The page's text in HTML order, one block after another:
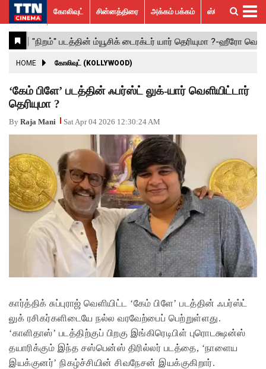
கோலிவுட்
சின்னத்திரை
பாலிவுட்
ஹாலிவுட்
அக்கம்
பக்கம்
ஸ்பெஷல்
ஸ்டோரீஸ்
விமர்சனம்
GALLERY
ACTRESS
ACTORS
MOVIESTILLS
EVENTS
VIDEOS
What’s
Hot
Trending
News
கோலிவுட் சின்னத்திரை அக்கம் பக்கம் ஸ்பெஷல் ஸ்டோரீஸ்
HOME கோலிவுட் (KOLLYWOOD)
‘கேம் பிளே’ படத்தின் ஃபர்ஸ்ட் லுக்-யார் வெளியிட்டார்
தெரியுமா ?
By Raja Mani Sat Apr 04 2026 12:30:24 AM
கார்த்திக் சுப்புராஜ் வெளியிட்ட ‘கேம் பிளே’ படத்தின் ஃபர்ஸ்ட்
லுக் ரசிகர்களிடையே நல்ல வரவேற்பைப் பெற்றுள்ளது.
‘காளிதாஸ்’ படத்திற்குப் பிறகு இங்கிரெடிபிள் புரொடக்ஷன்ஸ்
தயாரிக்கும் இந்த சஸ்பென்ஸ் திரில்லர் படத்தை, ‘நாளைய
இயக்குனர்’ நிகழ்ச்சியின் சிவநேசன் இயக்குகிறார்.